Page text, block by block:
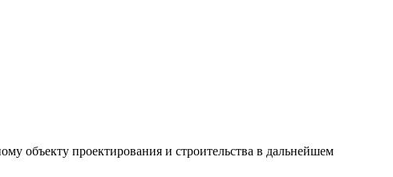
объекту проектирования и строительства в дальнейшем